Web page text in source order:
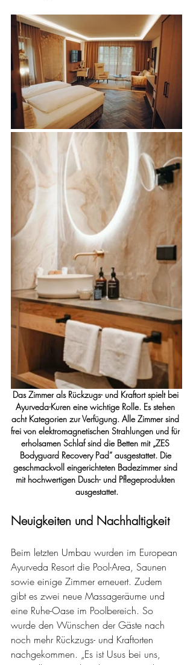
Das Zimmer als Rückzugs- und Kraftort spielt bei
Ayurveda-Kuren eine wichtige Rolle. Es stehen
acht Kategorien zur Verfügung. Alle Zimmer sind
frei von elektromagnetischen Strahlungen und für
erholsamen Schlaf sind die Betten mit „ZES
Bodyguard Recovery Pad“ ausgestattet. Die
geschmackvoll eingerichteten Badezimmer sind
mit hochwertigen Dusch- und Pflegeprodukten
ausgestattet.
Neuigkeiten und Nachhaltigkeit
Beim letzten Umbau wurden im European
Ayurveda Resort die Pool-Area, Saunen
sowie einige Zimmer erneuert. Zudem
gibt es zwei neue Massageräume und
eine Ruhe-Oase im Poolbereich. So
wurde den Wünschen der Gäste nach
noch mehr Rückzugs- und Kraftorten
nachgekommen. „Es ist Usus bei uns,